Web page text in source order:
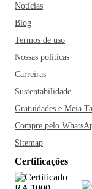
Notícias
Blog
Termos de uso
Nossas políticas
Carreiras
Sustentabilidade
Gratuidades e Meia
Compre pelo
Sitemap
Certificações